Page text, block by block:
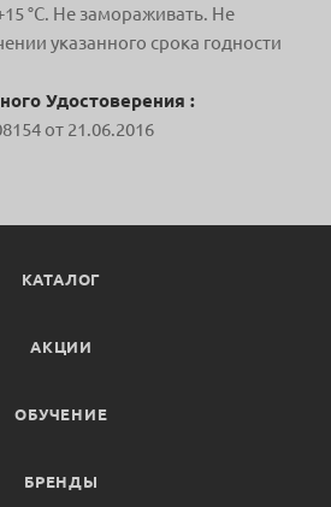
°С. Не замораживать. Не
указанного срока годности
Удостоверения :
от 21.06.2016
КАТАЛОГ
АКЦИИ
ОБУЧЕНИЕ
БРЕНДЫ